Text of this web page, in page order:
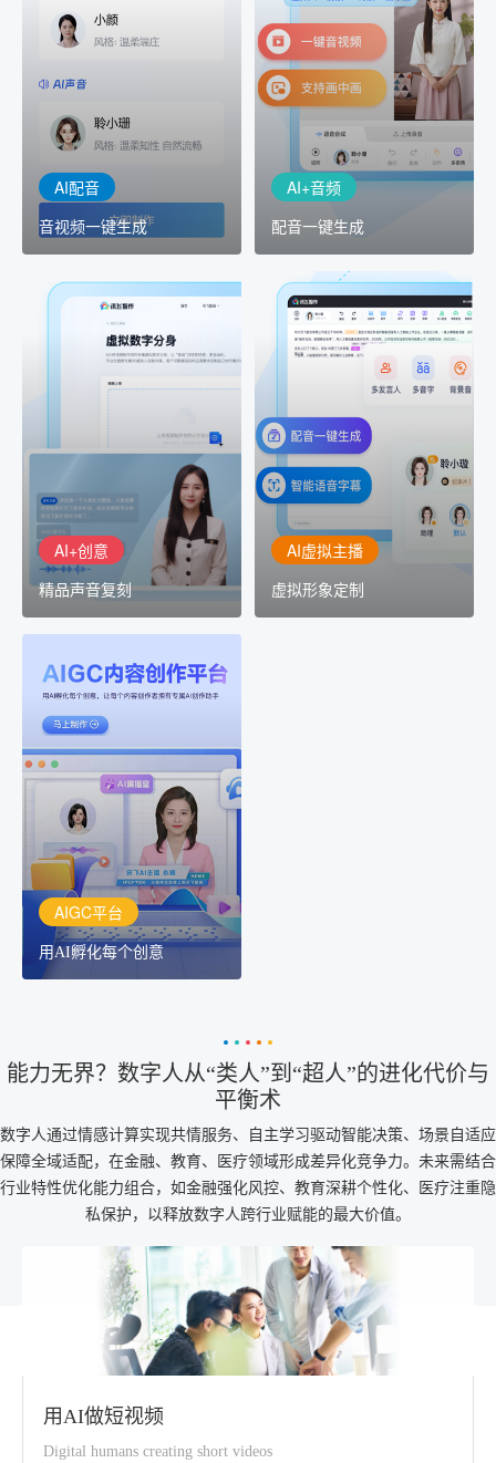
AI配音
音视频一键生成
音视频一键生成
室"中输入文本或录音，一
出
AI+音频
配音一键生成
配音一键生成
AI+音频：基于全球领先的
TTS能力打造的AI音频制作
工具，输入文本、选择发
音人即可一键生成专业音
AI+创意
精品声音复刻
AI+创意
精品声音复刻
AI+创意：AIGC 能力集中
展示窗口，体验 AIGC 给
生活和生产带来的改变
AI虚拟主播
虚拟形象定制
讯飞智作：让每一个内容
创作者高效生产灵活定制
AIGC平台
用AI孵化每个创意
AIGC平台
用AI孵化每个创意
讯飞AIGC平台：让每个创
作者都拥有自己的专注AI
创作助手
能力无界？数字人从“类人”到“超人”的进化代价与
平衡术
数字人通过情感计算实现共情服务、自主学习驱动智能决策、场景自适应
保障全域适配，在金融、教育、医疗领域形成差异化竞争力。未来需结合
行业特性优化能力组合，如金融强化风控、教育深耕个性化、医疗注重隐
私保护，以释放数字人跨行业赋能的最大价值。
用AI做短视频
Digital humans creating short videos